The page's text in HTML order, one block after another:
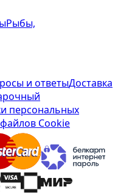
Рыбы,
и ответыДоставка
персональных
Cookie